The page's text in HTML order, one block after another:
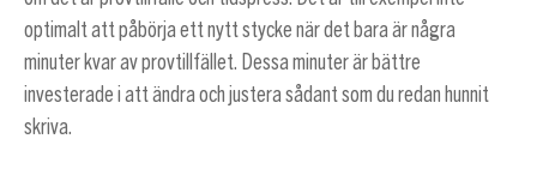
optimalt att påbörja ett nytt stycke när det bara är några
minuter kvar av provtillfället. Dessa minuter är bättre
investerade i att ändra och justera sådant som du redan hunnit
skriva.